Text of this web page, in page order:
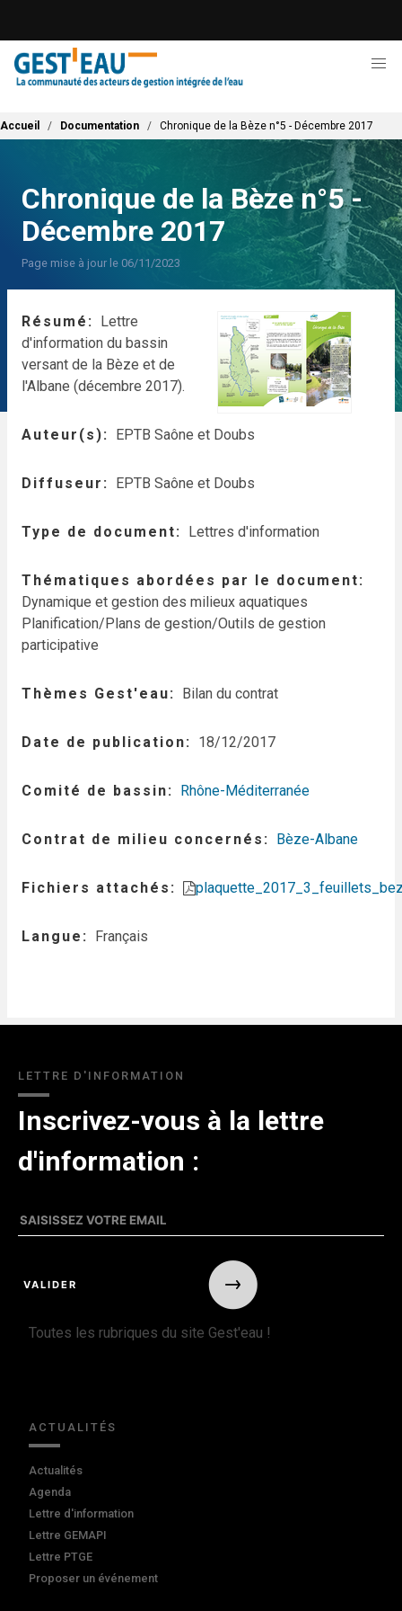
contenu
principal
Fil d'Ariane
Accueil Documentation Chronique de la Bèze n°5 - Décembre 2017
Chronique de la Bèze n°5 -
Décembre 2017
Page mise à jour le 06/11/2023
Résumé
Lettre
d'information du bassin
versant de la Bèze et de
l'Albane (décembre 2017).
Auteur(s) EPTB Saône et Doubs
Diffuseur EPTB Saône et Doubs
Type de document Lettres d'information
Thématiques abordées par le document
Dynamique et gestion des milieux aquatiques
Planification/Plans de gestion/Outils de gestion
participative
Thèmes Gest'eau Bilan du contrat
Date de publication 18/12/2017
Comité de bassin Rhône-Méditerranée
Contrat de milieu concernés Bèze-Albane
Fichiers attachés
Langue Français
LETTRE D'INFORMATION
Inscrivez-vous à la lettre
d'information :
Toutes les rubriques du site Gest'eau !
ACTUALITÉS
Actualités
Agenda
Lettre d'information
Lettre GEMAPI
Lettre PTGE
Proposer un événement